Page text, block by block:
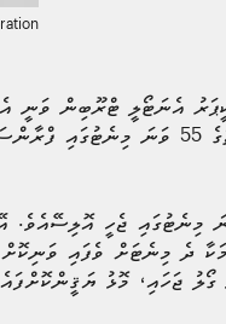
އެނަޓޯލީ ޓްރޫބިން ވަނީ
ޔޫކްރޭންގެ ގޯލު
ދެ ވަނަ ގޯލު މެޗުގެ 76 ވަނަ
ދެ މިނެޓަށް ވެފައި
ޖަހައި، މޮޅު